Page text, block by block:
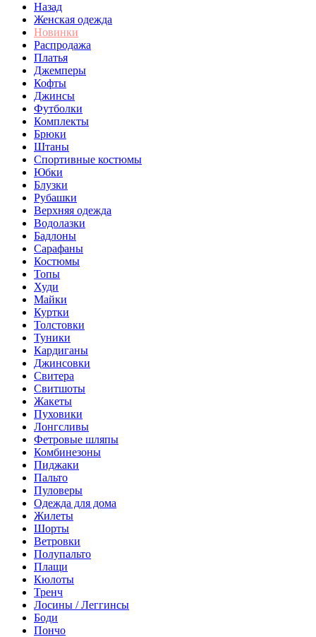
Назад
Женская одежда
Новинки
Распродажа
Платья
Джемперы
Кофты
Джинсы
Футболки
Комплекты
Брюки
Штаны
Спортивные костюмы
Юбки
Блузки
Рубашки
Верхняя одежда
Водолазки
Бадлоны
Сарафаны
Костюмы
Топы
Худи
Майки
Куртки
Толстовки
Туники
Кардиганы
Джинсовки
Свитера
Свитшоты
Жакеты
Пуховики
Лонгсливы
Фетровые шляпы
Комбинезоны
Пиджаки
Пальто
Пуловеры
Одежда для дома
Жилеты
Шорты
Ветровки
Полупальто
Плащи
Кюлоты
Тренч
Лосины / Леггинсы
Боди
Пончо